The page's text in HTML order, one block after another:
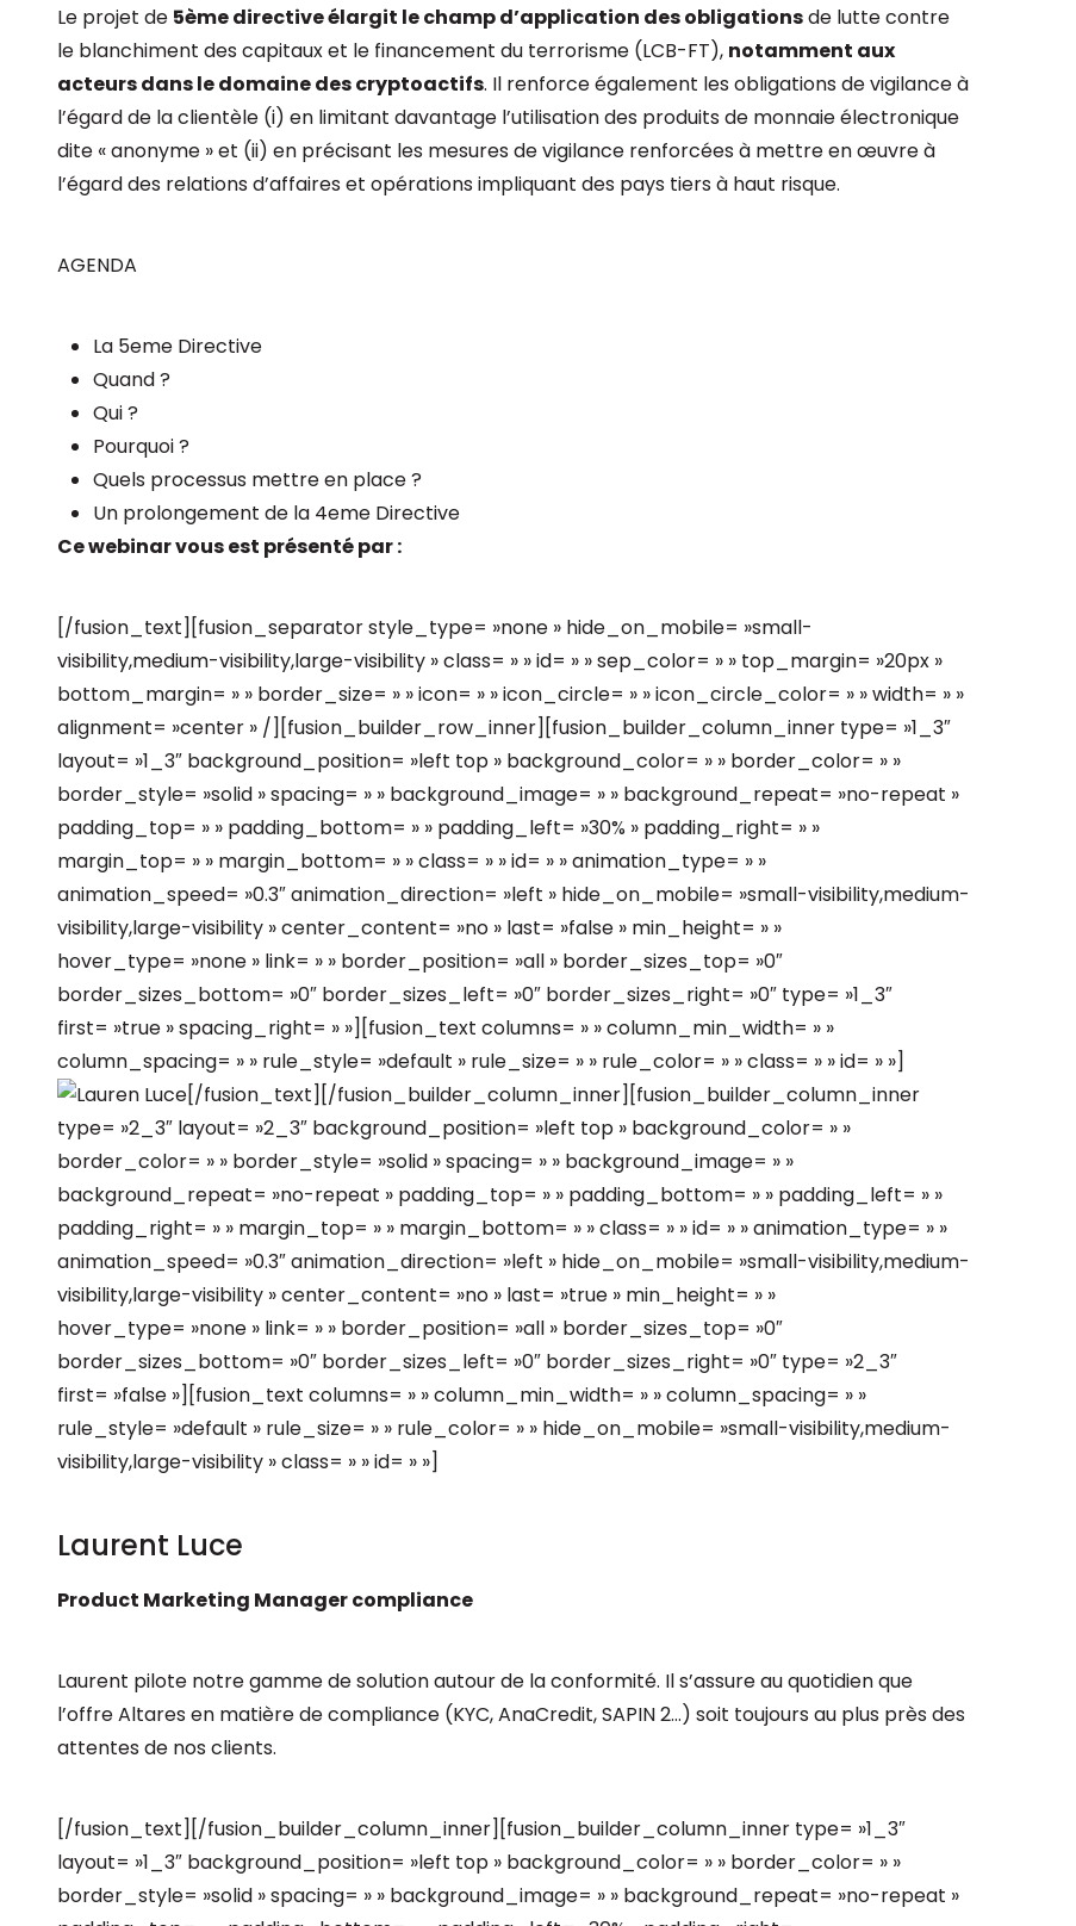
Le projet de 5ème directive élargit le champ d’application des obligationsde lutte contre
le blanchiment des capitaux et le financement du terrorisme (LCB-FT), notamment aux
acteurs dans le domaine des cryptoactifs. Il renforce également les obligations de vigilance à
l’égard de la clientèle (i) en limitant davantage l’utilisation des produits de monnaie électronique
dite « anonyme » et (ii) en précisant les mesures de vigilance renforcées à mettre en œuvre à
l’égard des relations d’affaires et opérations impliquant des pays tiers à haut risque.
AGENDA
La 5eme Directive
Quand ?
Qui ?
Pourquoi ?
Quels processus mettre en place ?
Un prolongement de la 4eme Directive
Ce webinar vous est présenté par :
[/fusion_text][fusion_separator style_type= »none » hide_on_mobile= »small-
visibility,medium-visibility,large-visibility » class= » » id= » » sep_color= » » top_margin= »20px »
bottom_margin= » » border_size= » » icon= » » icon_circle= » » icon_circle_color= » » width= » »
alignment= »center » /][fusion_builder_row_inner][fusion_builder_column_inner type= »1_3″
layout= »1_3″ background_position= »left top » background_color= » » border_color= » »
border_style= »solid » spacing= » » background_image= » » background_repeat= »no-repeat »
padding_top= » » padding_bottom= » » padding_left= »30% » padding_right= » »
margin_top= » » margin_bottom= » » class= » » id= » » animation_type= » »
animation_speed= »0.3″ animation_direction= »left » hide_on_mobile= »small-visibility,medium-
visibility,large-visibility » center_content= »no » last= »false » min_height= » »
hover_type= »none » link= » » border_position= »all » border_sizes_top= »0″
border_sizes_bottom= »0″ border_sizes_left= »0″ border_sizes_right= »0″ type= »1_3″
first= »true » spacing_right= » »][fusion_text columns= » » column_min_width= » »
column_spacing= » » rule_style= »default » rule_size= » » rule_color= » » class= » » id= » »]
[/fusion_text][/fusion_builder_column_inner][fusion_builder_column_inner
type= »2_3″ layout= »2_3″ background_position= »left top » background_color= » »
border_color= » » border_style= »solid » spacing= » » background_image= » »
background_repeat= »no-repeat » padding_top= » » padding_bottom= » » padding_left= » »
padding_right= » » margin_top= » » margin_bottom= » » class= » » id= » » animation_type= » »
animation_speed= »0.3″ animation_direction= »left » hide_on_mobile= »small-visibility,medium-
visibility,large-visibility » center_content= »no » last= »true » min_height= » »
hover_type= »none » link= » » border_position= »all » border_sizes_top= »0″
border_sizes_bottom= »0″ border_sizes_left= »0″ border_sizes_right= »0″ type= »2_3″
first= »false »][fusion_text columns= » » column_min_width= » » column_spacing= » »
rule_style= »default » rule_size= » » rule_color= » » hide_on_mobile= »small-visibility,medium-
visibility,large-visibility » class= » » id= » »]
Laurent Luce
Product Marketing Manager compliance
Laurent pilote notre gamme de solution autour de la conformité. Il s’assure au quotidien que
l’offre Altares en matière de compliance (KYC, AnaCredit, SAPIN 2…) soit toujours au plus près des
attentes de nos clients.
[/fusion_text][/fusion_builder_column_inner][fusion_builder_column_inner type= »1_3″
layout= »1_3″ background_position= »left top » background_color= » » border_color= » »
border_style= »solid » spacing= » » background_image= » » background_repeat= »no-repeat »